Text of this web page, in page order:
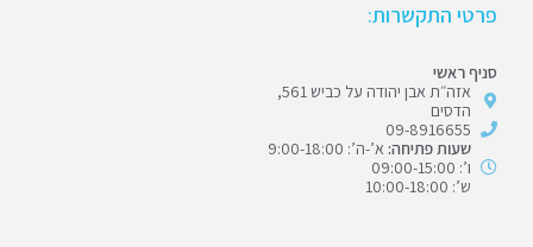
פרטי התקשרות:
סניף ראשי
אזה״ת אבן יהודה על כביש 561,
הדסים
09-8916655
שעות פתיחה: א’-ה’: 9:00-18:00
ו’: 09:00-15:00
ש’: 10:00-18:00